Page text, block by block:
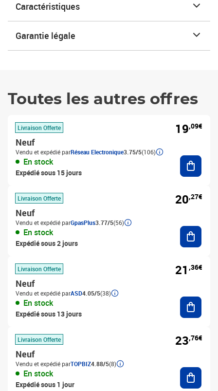
Caractéristiques
Garantie légale
Toutes les autres offres
Livraison Offerte
Neuf
Vendu et expédié parRéseau Electronique3.75/5(106)
En stock
Expédié sous 15 jours
19,09€
Livraison Offerte
Neuf
Vendu et expédié parGpasPlus3.77/5(56)
En stock
Expédié sous 2 jours
20,27€
Livraison Offerte
Neuf
Vendu et expédié parASD4.05/5(38)
En stock
Expédié sous 13 jours
21 ,36€
Livraison Offerte
Neuf
Vendu et expédié parTOPBIZ4.88/5(8)
En stock
Expédié sous 1 jour
23,76€